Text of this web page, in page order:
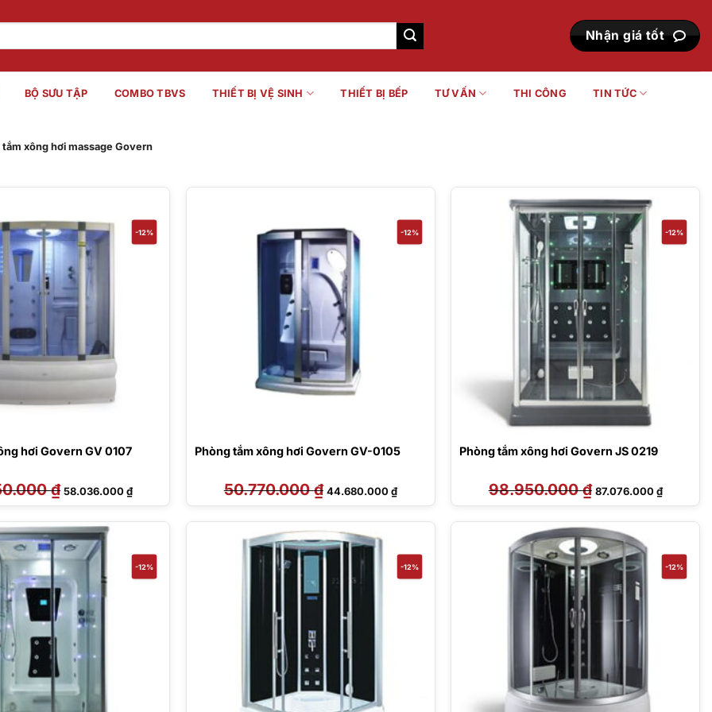
Nhận giá tốt
BỘ SƯU TẬP COMBO TBVS THIẾT BỊ VỆ SINH THIẾT BỊ BẾP TƯ VẤN THI CÔNG TIN TỨC
tắm xông hơi massage Govern
-12%
hơi Govern GV 0107
₫ Giá
gốc
là:
58.036.000₫Giá
hiện
tại
58.036.000 ₫.
-12%
Phòng tắm xông hơi Govern GV-0105
50.770.000₫ Giá
gốc
là:
44.680.000₫Giá
hiện
tại
44.680.000 ₫.
-12%
Phòng tắm xông hơi Govern JS 0219
98.950.000₫ Giá
gốc
là:
87.076.000₫Giá
hiện
tại
-12% -12% -12%